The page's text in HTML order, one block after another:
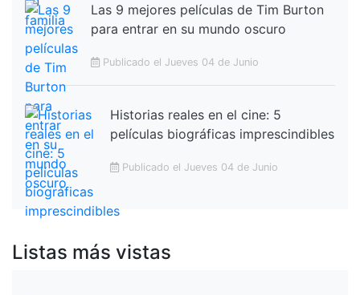
Las 9 mejores películas de Tim Burton
para entrar en su mundo oscuro
Publicado el Jueves 04 de Junio
Historias reales en el cine: 5
películas biográficas imprescindibles
Publicado el Jueves 04 de Junio
Listas más vistas